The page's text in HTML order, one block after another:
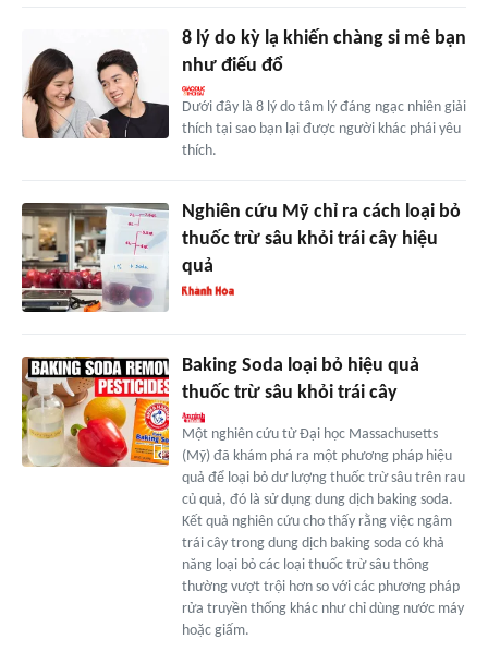
8 lý do kỳ lạ khiến chàng si mê bạn
như điếu đổ
Dưới đây là 8 lý do tâm lý đáng ngạc nhiên giải
thích tại sao bạn lại được người khác phái yêu
thích.
Nghiên cứu Mỹ chỉ ra cách loại bỏ
thuốc trừ sâu khỏi trái cây hiệu
quả
Baking Soda loại bỏ hiệu quả
thuốc trừ sâu khỏi trái cây
Một nghiên cứu từ Đại học Massachusetts
(Mỹ) đã khám phá ra một phương pháp hiệu
quả để loại bỏ dư lượng thuốc trừ sâu trên rau
củ quả, đó là sử dụng dung dịch baking soda.
Kết quả nghiên cứu cho thấy rằng việc ngâm
trái cây trong dung dịch baking soda có khả
năng loại bỏ các loại thuốc trừ sâu thông
thường vượt trội hơn so với các phương pháp
rửa truyền thống khác như chỉ dùng nước máy
hoặc giấm.